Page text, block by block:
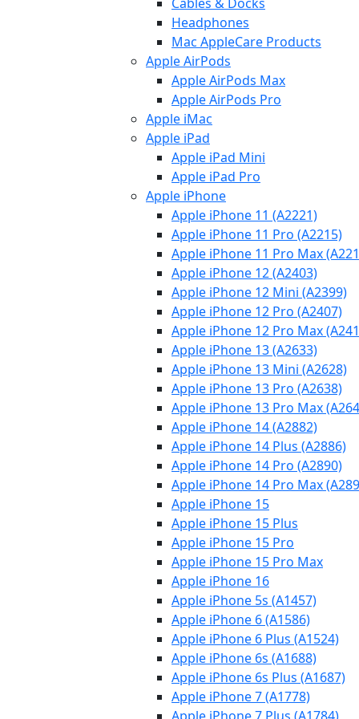
Headphones
Mac AppleCare Products
Apple AirPods
Apple AirPods Max
Apple AirPods Pro
Apple iMac
Apple iPad
Apple iPad Mini
Apple iPad Pro
Apple iPhone
Apple iPhone 11 (A2221)
Apple iPhone 11 Pro (A2215)
Apple iPhone 11 Pro Max
Apple iPhone 12 (A2403)
Apple iPhone 12 Mini (A2399)
Apple iPhone 12 Pro (A2407)
Apple iPhone 12 Pro Max
Apple iPhone 13 (A2633)
Apple iPhone 13 Mini (A2628)
Apple iPhone 13 Pro (A2638)
Apple iPhone 13 Pro Max
Apple iPhone 14 (A2882)
Apple iPhone 14 Plus (A2886)
Apple iPhone 14 Pro (A2890)
Apple iPhone 14 Pro Max
Apple iPhone 15
Apple iPhone 15 Plus
Apple iPhone 15 Pro
Apple iPhone 15 Pro Max
Apple iPhone 16
Apple iPhone 5s (A1457)
Apple iPhone 6 (A1586)
Apple iPhone 6 Plus (A1524)
Apple iPhone 6s (A1688)
Apple iPhone 6s Plus (A1687)
Apple iPhone 7 (A1778)